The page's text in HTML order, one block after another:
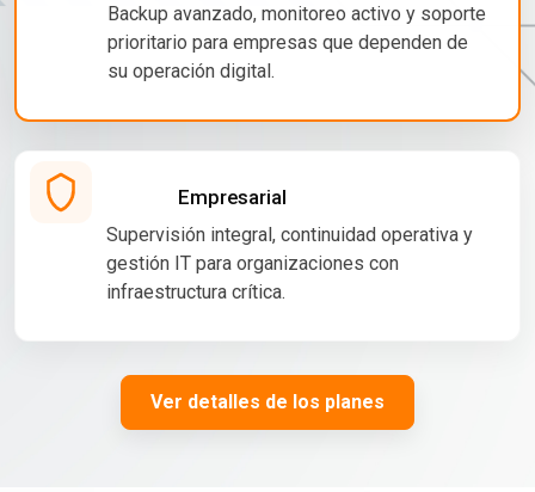
Backup avanzado, monitoreo activo y soporte
prioritario para empresas que dependen de
su operación digital.
Empresarial
Supervisión integral, continuidad operativa y
gestión IT para organizaciones con
infraestructura crítica.
Ver detalles de los planes